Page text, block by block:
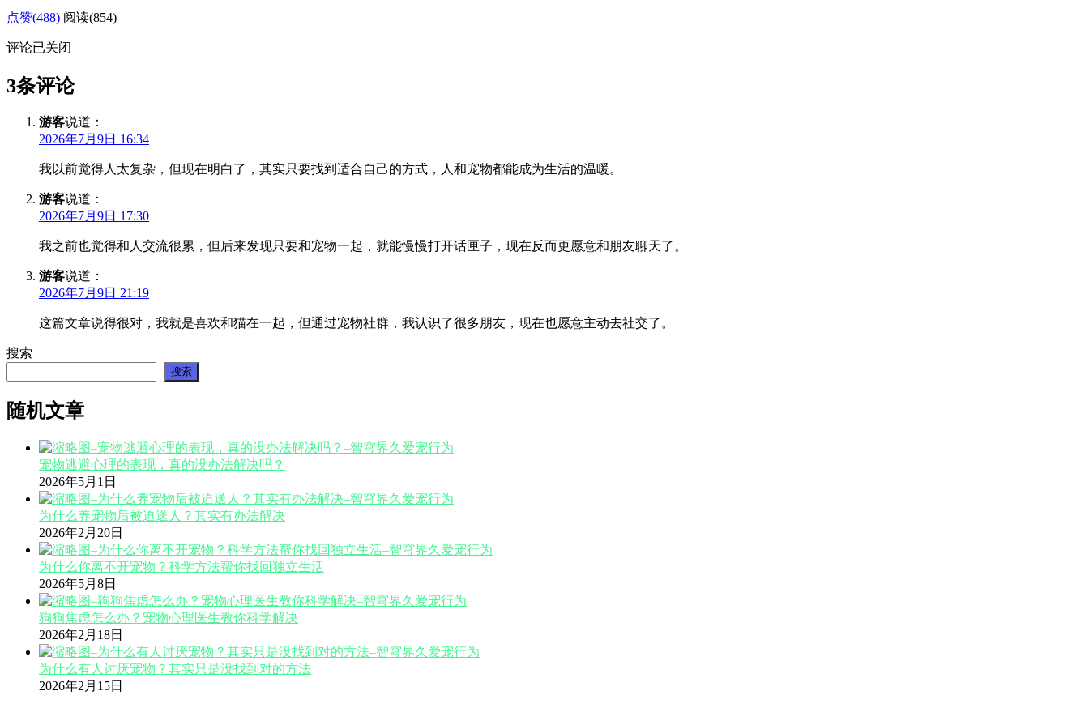
点赞(488) 阅读(854)
评论已关闭
3条评论
游客说道：
2026年7月9日 16:34
我以前觉得人太复杂，但现在明白了，其实只要找到适合自己的方式，人和宠物都能成为生活的温暖。
游客说道：
2026年7月9日 17:30
我之前也觉得和人交流很累，但后来发现只要和宠物一起，就能慢慢打开话匣子，现在反而更愿意和朋友聊天了。
游客说道：
2026年7月9日 21:19
这篇文章说得很对，我就是喜欢和猫在一起，但通过宠物社群，我认识了很多朋友，现在也愿意主动去社交了。
搜索
搜索
随机文章
宠物逃避心理的表现，真的没办法解决吗？
2026年5月1日
为什么养宠物后被迫送人？其实有办法解决
2026年2月20日
为什么你离不开宠物？科学方法帮你找回独立生活
2026年5月8日
狗狗焦虑怎么办？宠物心理医生教你科学解决
2026年2月18日
为什么有人讨厌宠物？其实只是没找到对的方法
2026年2月15日